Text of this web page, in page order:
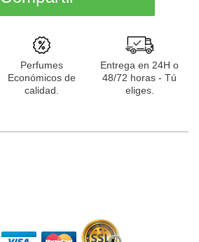
Perfumes
Económicos de
calidad.
Entrega en 24H o
48/72 horas - Tú
eliges.